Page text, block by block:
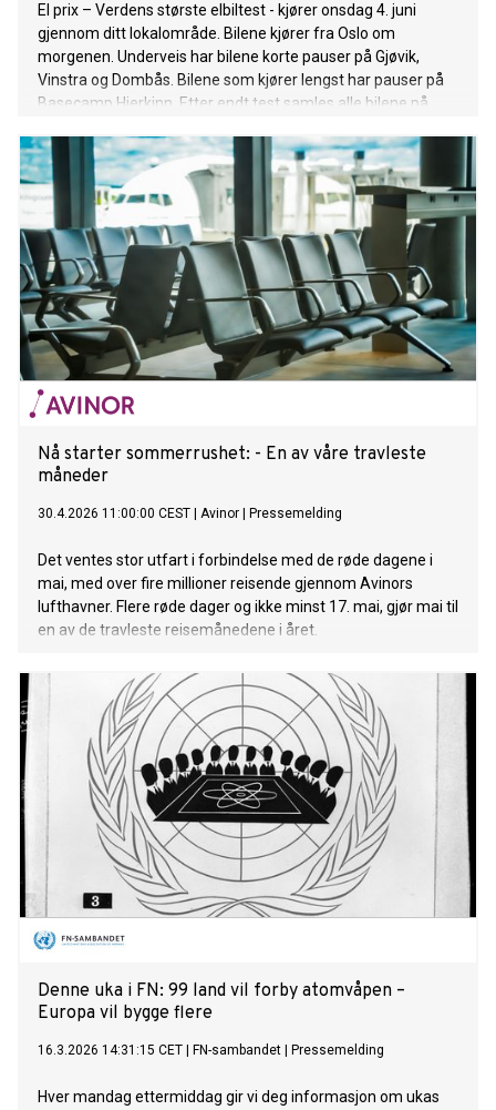
El prix – Verdens største elbiltest - kjører onsdag 4. juni
gjennom ditt lokalområde. Bilene kjører fra Oslo om
morgenen. Underveis har bilene korte pauser på Gjøvik,
Vinstra og Dombås. Bilene som kjører lengst har pauser på
Basecamp Hjerkinn. Etter endt test samles alle bilene på
Nå starter sommerrushet: - En av våre travleste
måneder
30.4.2026 11:00:00 CEST Avinor Pressemelding
Det ventes stor utfart i forbindelse med de røde dagene i
mai, med over fire millioner reisende gjennom Avinors
lufthavner. Flere røde dager og ikke minst 17. mai, gjør mai til
en av de travleste reisemånedene i året.
Denne uka i FN: 99 land vil forby atomvåpen –
Europa vil bygge flere
16.3.2026 14:31:15 CET FN-sambandet Pressemelding
Hver mandag ettermiddag gir vi deg informasjon om ukas